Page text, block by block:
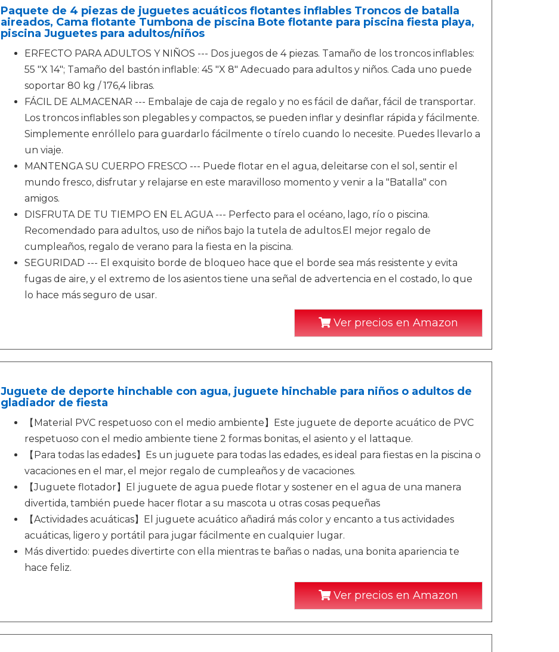
Paquete de 4 piezas de juguetes acuáticos flotantes inflables Troncos de batalla
aireados, Cama flotante Tumbona de piscina Bote flotante para piscina fiesta playa,
piscina Juguetes para adultos/niños
ERFECTO PARA ADULTOS Y NIÑOS --- Dos juegos de 4 piezas. Tamaño de los troncos inflables:
55 "X 14"; Tamaño del bastón inflable: 45 "X 8" Adecuado para adultos y niños. Cada uno puede
soportar 80 kg / 176,4 libras.
FÁCIL DE ALMACENAR --- Embalaje de caja de regalo y no es fácil de dañar, fácil de transportar.
Los troncos inflables son plegables y compactos, se pueden inflar y desinflar rápida y fácilmente.
Simplemente enróllelo para guardarlo fácilmente o tírelo cuando lo necesite. Puedes llevarlo a
un viaje.
MANTENGA SU CUERPO FRESCO --- Puede flotar en el agua, deleitarse con el sol, sentir el
mundo fresco, disfrutar y relajarse en este maravilloso momento y venir a la "Batalla" con
amigos.
DISFRUTA DE TU TIEMPO EN EL AGUA --- Perfecto para el océano, lago, río o piscina.
Recomendado para adultos, uso de niños bajo la tutela de adultos.El mejor regalo de
cumpleaños, regalo de verano para la fiesta en la piscina.
SEGURIDAD --- El exquisito borde de bloqueo hace que el borde sea más resistente y evita
fugas de aire, y el extremo de los asientos tiene una señal de advertencia en el costado, lo que
lo hace más seguro de usar.
Ver precios en Amazon
Juguete de deporte hinchable con agua, juguete hinchable para niños o adultos de
gladiador de fiesta
【Material PVC respetuoso con el medio ambiente】Este juguete de deporte acuático de PVC
respetuoso con el medio ambiente tiene 2 formas bonitas, el asiento y el lattaque.
【Para todas las edades】Es un juguete para todas las edades, es ideal para fiestas en la piscina o
vacaciones en el mar, el mejor regalo de cumpleaños y de vacaciones.
【Juguete flotador】El juguete de agua puede flotar y sostener en el agua de una manera
divertida, también puede hacer flotar a su mascota u otras cosas pequeñas
【Actividades acuáticas】El juguete acuático añadirá más color y encanto a tus actividades
acuáticas, ligero y portátil para jugar fácilmente en cualquier lugar.
Más divertido: puedes divertirte con ella mientras te bañas o nadas, una bonita apariencia te
hace feliz.
Ver precios en Amazon